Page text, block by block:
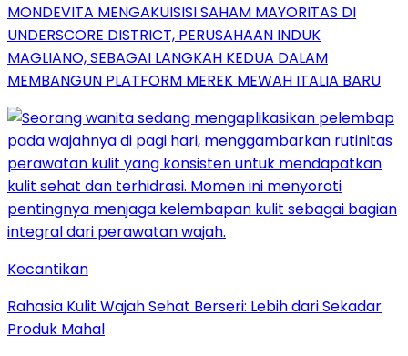
MONDEVITA MENGAKUISISI SAHAM MAYORITAS DI
UNDERSCORE DISTRICT, PERUSAHAAN INDUK
MAGLIANO, SEBAGAI LANGKAH KEDUA DALAM
MEMBANGUN PLATFORM MEREK MEWAH ITALIA BARU
Kecantikan
Rahasia Kulit Wajah Sehat Berseri: Lebih dari Sekadar
Produk Mahal